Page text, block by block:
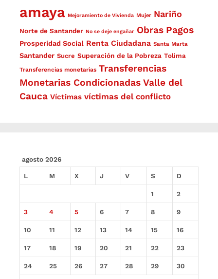
amaya Mejoramiento de Vivienda Mujer Nariño
Norte de Santander No se deje engañar Obras Pagos
Prosperidad Social Renta Ciudadana Santa Marta
Santander Sucre Superación de la Pobreza Tolima
Transferencias monetarias Transferencias
Monetarias Condicionadas Valle del
Cauca Víctimas víctimas del conflicto
agosto 2026
L M X J V S D
1 2
3 4 5 6 7 8 9
10 11 12 13 14 15 16
17 18 19 20 21 22 23
24 25 26 27 28 29 30